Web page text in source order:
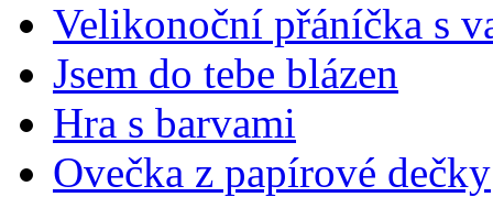
Velikonoční přáníčka s
Jsem do tebe blázen
Hra s barvami
Ovečka z papírové dečky